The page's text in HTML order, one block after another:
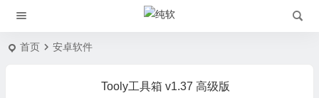
首页 安卓软件
Tooly工具箱 v1.37 高级版